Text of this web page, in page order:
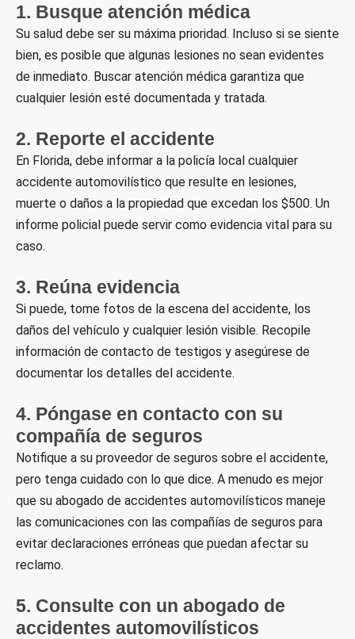
1. Busque atención médica
Su salud debe ser su máxima prioridad. Incluso si se siente
bien, es posible que algunas lesiones no sean evidentes
de inmediato. Buscar atención médica garantiza que
cualquier lesión esté documentada y tratada.
2. Reporte el accidente
En Florida, debe informar a la policía local cualquier
accidente automovilístico que resulte en lesiones,
muerte o daños a la propiedad que excedan los $500. Un
informe policial puede servir como evidencia vital para su
caso.
3. Reúna evidencia
Si puede, tome fotos de la escena del accidente, los
daños del vehículo y cualquier lesión visible. Recopile
información de contacto de testigos y asegúrese de
documentar los detalles del accidente.
4. Póngase en contacto con su
compañía de seguros
Notifique a su proveedor de seguros sobre el accidente,
pero tenga cuidado con lo que dice. A menudo es mejor
que su abogado de accidentes automovilísticos maneje
las comunicaciones con las compañías de seguros para
evitar declaraciones erróneas que puedan afectar su
reclamo.
5. Consulte con un abogado de
accidentes automovilísticos